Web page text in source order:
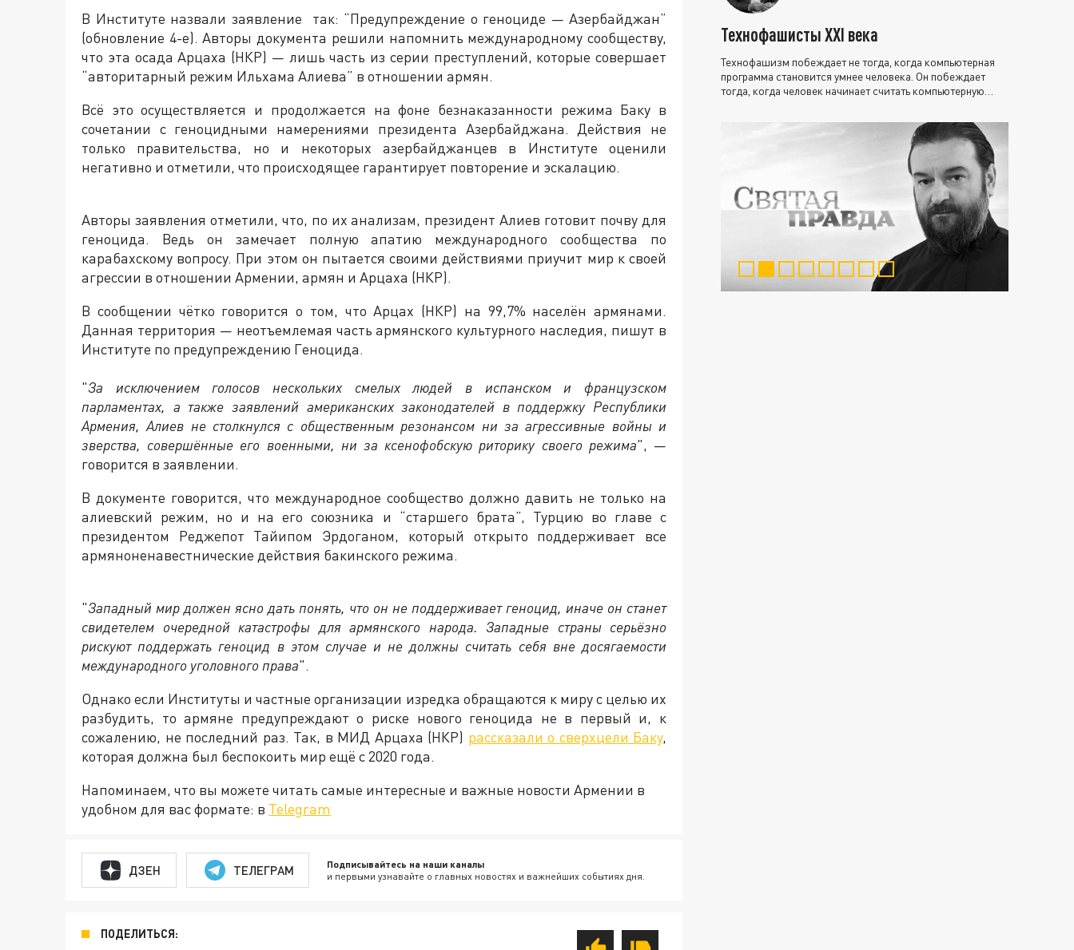
В Институте назвали заявление так: “Предупреждение о геноциде — Азербайджан”
(обновление 4-е). Авторы документа решили напомнить международному сообществу,
что эта осада Арцаха (НКР) — лишь часть из серии преступлений, которые совершает
“авторитарный режим Ильхама Алиева” в отношении армян.
Всё это осуществляется и продолжается на фоне безнаказанности режима Баку в
сочетании с геноцидными намерениями президента Азербайджана. Действия не
только правительства, но и некоторых азербайджанцев в Институте оценили
негативно и отметили, что происходящее гарантирует повторение и эскалацию.
Авторы заявления отметили, что, по их анализам, президент Алиев готовит почву для
геноцида. Ведь он замечает полную апатию международного сообщества по
карабахскому вопросу. При этом он пытается своими действиями приучит мир к своей
агрессии в отношении Армении, армян и Арцаха (НКР).
В сообщении чётко говорится о том, что Арцах (НКР) на 99,7% населён армянами.
Данная территория — неотъемлемая часть армянского культурного наследия, пишут в
Институте по предупреждению Геноцида.
"За исключением голосов нескольких смелых людей в испанском и французском
парламентах, а также заявлений американских законодателей в поддержку Республики
Армения, Алиев не столкнулся с общественным резонансом ни за агрессивные войны и
зверства, совершённые его военными, ни за ксенофобскую риторику своего режима", —
говорится в заявлении.
В документе говорится, что международное сообщество должно давить не только на
алиевский режим, но и на его союзника и “старшего брата”, Турцию во главе с
президентом Реджепот Тайипом Эрдоганом, который открыто поддерживает все
армяноненавестнические действия бакинского режима.
"Западный мир должен ясно дать понять, что он не поддерживает геноцид, иначе он станет
свидетелем очередной катастрофы для армянского народа. Западные страны серьёзно
рискуют поддержать геноцид в этом случае и не должны считать себя вне досягаемости
международного уголовного права".
Однако если Институты и частные организации изредка обращаются к миру с целью их
разбудить, то армяне предупреждают о риске нового геноцида не в первый и, к
сожалению, не последний раз. Так, в МИД Арцаха (НКР) рассказали о сверхцели Баку,
которая должна был беспокоить мир ещё с 2020 года.
Напоминаем, что вы можете читать самые интересные и важные новости Армении в
удобном для вас формате: в Telegram
ДЗЕН ТЕЛЕГРАМ Подписывайтесь на наши каналы
и первыми узнавайте о главных новостях и важнейших событиях дня.
ПОДЕЛИТЬСЯ:
Технофашисты XXI века
Технофашизм побеждает не тогда, когда компьютерная
программа становится умнее человека. Он побеждает
тогда, когда человек начинает считать компьютерную